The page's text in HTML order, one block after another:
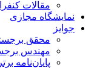
مقالات
نمایشگاه مجازی
جوایز
محقق برجسته
مهندس
پایان‌نامه برتر